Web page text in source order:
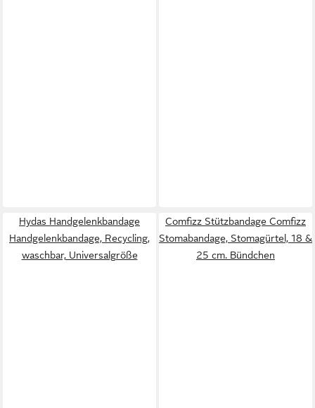
Hydas Handgelenkbandage
Handgelenkbandage, Recycling,
waschbar, Universalgröße
Comfizz Stützbandage Comfizz
Stomabandage, Stomagürtel, 18 &
25 cm. Bündchen